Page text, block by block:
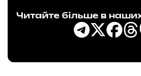
Читайте більше в